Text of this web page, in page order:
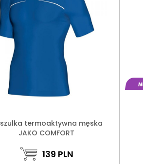
termoaktywna męska
JAKO COMFORT
139 PLN